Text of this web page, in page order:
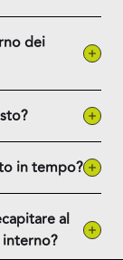
dei
in tempo?
al